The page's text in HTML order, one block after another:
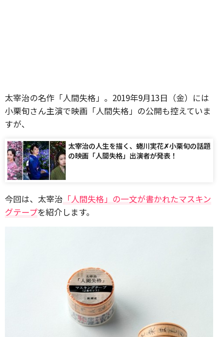
太宰治の名作「人間失格」。2019年9月13日（金）には
小栗旬さん主演で映画「人間失格」の公開も控えていま
すが、
太宰治の人生を描く、蜷川実花✗小栗旬の話題
の映画「人間失格」出演者が発表！
今回は、太宰治 「人間失格」の一文が書かれたマスキン
グテープを紹介します。